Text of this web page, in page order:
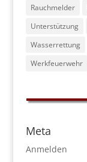
Rauchmelder
Unterstützung
Wasserrettung
Werkfeuerwehr
Meta
Anmelden